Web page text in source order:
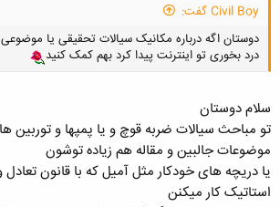
Civil Boy گفت:
دوستان اگه درباره مکانیک سیالات تحقیقی یا
درد بخوری تو اینترنت پیدا کرد بهم کمک کنید
سلام دوستان
تو مباحث سیالات ضربه قوچ و یا پمپها و توربین
موضوعات جالبین و مقاله هم زیاده توشون
یا دریچه های خودکار مثل آمیل که با قانون
استاتیک کار میکنن